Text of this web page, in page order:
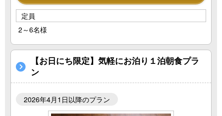
定員
2～6名様
【お日にち限定】気軽にお泊り１泊朝食プラ
ン
2026年4月1日以降のプラン